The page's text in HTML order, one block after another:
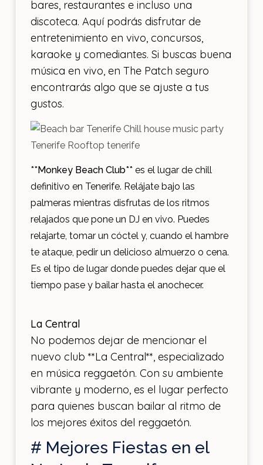
bares, restaurantes e incluso una
discoteca. Aquí podrás disfrutar de
entretenimiento en vivo, concursos,
karaoke y comediantes. Si buscas buena
música en vivo, en The Patch seguro
encontrarás algo que se ajuste a tus
gustos.
**Monkey Beach Club**es el lugar de chill
definitivo en Tenerife. Relájate bajo las
palmeras mientras disfrutas de los ritmos
relajados que pone un DJ en vivo. Puedes
relajarte, tomar un cóctel y, cuando el hambre
te ataque, pedir un delicioso almuerzo o cena.
Es el tipo de lugar donde puedes dejar que el
tiempo pase y bailar hasta el anochecer.
La Central
No podemos dejar de mencionar el
nuevo club **La Central**, especializado
en música reggaetón. Con su ambiente
vibrante y moderno, es el lugar perfecto
para quienes buscan bailar al ritmo de
los mejores éxitos del reggaetón.
# Mejores Fiestas en el